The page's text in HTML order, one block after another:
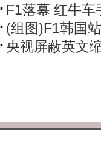
F1落幕 红牛
(组图)F1韩国
央视屏蔽英文